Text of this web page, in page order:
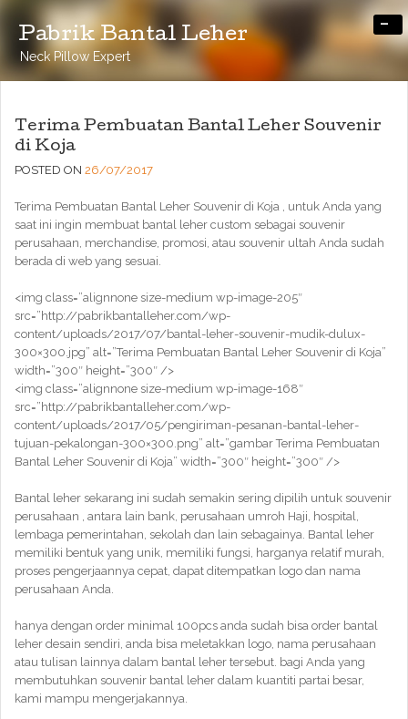
Pabrik Bantal Leher
Neck Pillow Expert
-
Terima Pembuatan Bantal Leher Souvenir
di Koja
POSTED ON 26/07/2017
Terima Pembuatan Bantal Leher Souvenir di Koja , untuk Anda yang
saat ini ingin membuat bantal leher custom sebagai souvenir
perusahaan, merchandise, promosi, atau souvenir ultah Anda sudah
berada di web yang sesuai.
<img class=”alignnone size-medium wp-image-205″
src=”http://pabrikbantalleher.com/wp-
content/uploads/2017/07/bantal-leher-souvenir-mudik-dulux-
300×300.jpg” alt=”Terima Pembuatan Bantal Leher Souvenir di Koja”
width=”300″ height=”300″ />
<img class=”alignnone size-medium wp-image-168″
src=”http://pabrikbantalleher.com/wp-
content/uploads/2017/05/pengiriman-pesanan-bantal-leher-
tujuan-pekalongan-300×300.png” alt=”gambar Terima Pembuatan
Bantal Leher Souvenir di Koja” width=”300″ height=”300″ />
Bantal leher sekarang ini sudah semakin sering dipilih untuk souvenir
perusahaan , antara lain bank, perusahaan umroh Haji, hospital,
lembaga pemerintahan, sekolah dan lain sebagainya. Bantal leher
memiliki bentuk yang unik, memiliki fungsi, harganya relatif murah,
proses pengerjaannya cepat, dapat ditempatkan logo dan nama
perusahaan Anda.
hanya dengan order minimal 100pcs anda sudah bisa order bantal
leher desain sendiri, anda bisa meletakkan logo, nama perusahaan
atau tulisan lainnya dalam bantal leher tersebut. bagi Anda yang
membutuhkan souvenir bantal leher dalam kuantiti partai besar,
kami mampu mengerjakannya.